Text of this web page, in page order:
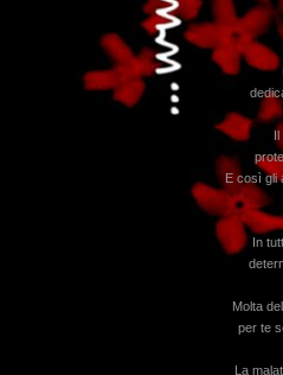
Il
E così gli
In
Molta
per te
La